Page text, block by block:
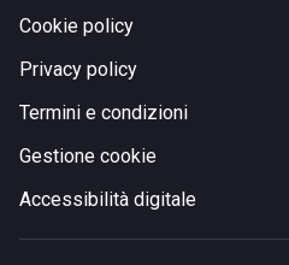
Cookie policy
Privacy policy
Termini e condizioni
Gestione cookie
Accessibilità digitale